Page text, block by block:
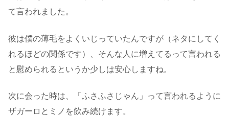
て言われました。
彼は僕の薄毛をよくいじっていたんですが（ネタにしてく
れるほどの関係です）、そんな人に増えてるって言われる
と慰められるというか少しは安心しますね。
次に会った時は、「ふさふさじゃん」って言われるように
ザガーロとミノを飲み続けます。